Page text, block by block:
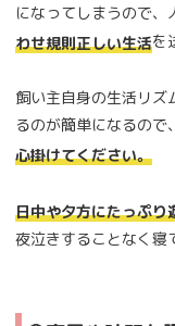
になってしまうので、
わせ規則正しい生活を
飼い主自身の生活リズ
るのが簡単になるので、
心掛けてください。
日中や夕方にたっぷり
夜泣きすることなく寝